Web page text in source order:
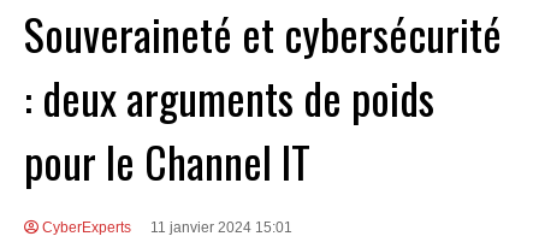
Souveraineté et cybersécurité
: deux arguments de poids
pour le Channel IT
CyberExperts 11 janvier 2024 15:01